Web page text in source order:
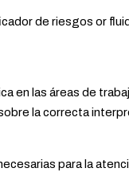
de riesgos or
en las áreas de
la correcta
para la